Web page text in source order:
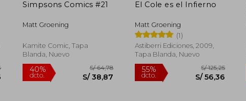
Simpsons Comics #21
Matt Groening
Kamite Comic, Tapa
Blanda, Nuevo
El Cole es el Infierno
Matt Groening
(1)
Astiberri Ediciones, 2009,
Tapa Blanda, Nuevo